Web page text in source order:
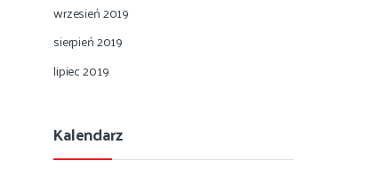
wrzesień 2019
sierpień 2019
lipiec 2019
Kalendarz